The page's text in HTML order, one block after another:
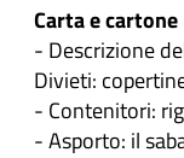
Carta e cartone
- Descrizione
Divieti:
- Contenitori:
- Asporto: il